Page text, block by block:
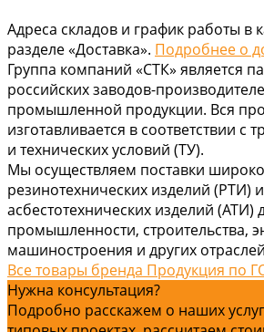
Адреса складов и график работы
разделе «Доставка». Подробнее о
Группа компаний «СТК» является
российских заводов-
промышленной продукции. Вся
изготавливается в соответствии с
и технических условий (ТУ).
Мы осуществляем поставки
резинотехнических изделий (РТИ) и
асбестотехнических изделий (АТИ)
промышленности, строительства,
машиностроения и других
Все товары бренда Продукция по
Нужна консультация?
Подробно расскажем о наших